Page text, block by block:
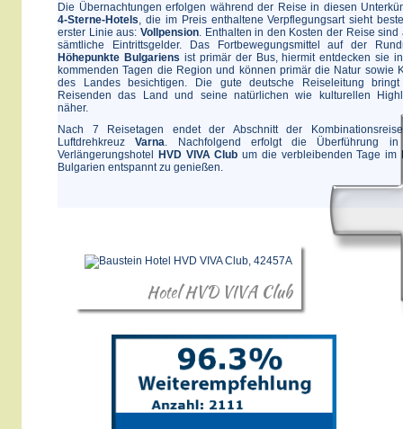
Die Übernachtungen erfolgen während der Reise in diesen
4-Sterne-Hotels, die im Preis enthaltene Verpflegungsart sieht
erster Linie aus: Vollpension. Enthalten in den Kosten der Reise sind
sämtliche Eintrittsgelder. Das Fortbewegungsmittel auf der
Höhepunkte Bulgariens ist primär der Bus, hiermit entdecken sie
kommenden Tagen die Region und können primär die Natur sowie
des Landes besichtigen. Die gute deutsche Reiseleitung
Reisenden das Land und seine natürlichen wie kulturellen
näher.
Nach 7 Reisetagen endet der Abschnitt der
LuftdrehkreuzVarna. Nachfolgend erfolgt die Überführung
Verlängerungshotel
HVD VIVA Club um die verbleibenden Tage im
Bulgarien entspannt zu genießen.
Hotel HVD VIVA Club